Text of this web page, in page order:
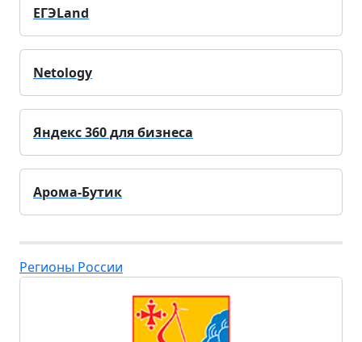
ЕГЭLand
Netology
Яндекс 360 для бизнеса
Арома-Бутик
Регионы России